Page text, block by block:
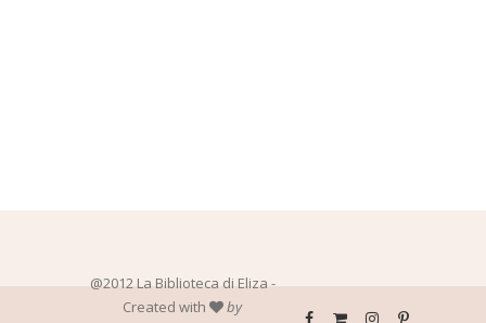
@2012 La Biblioteca di Eliza -
Created with
by